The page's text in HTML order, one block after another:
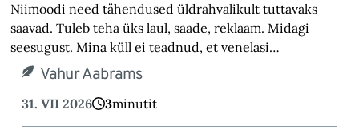
Niimoodi need tähendused üldrahvalikult tuttavaks
saavad. Tuleb teha üks laul, saade, reklaam. Midagi
seesugust. Mina küll ei teadnud, et venelasi…
Vahur Aabrams
31. VII 2026 3minutit